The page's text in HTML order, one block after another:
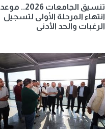
تنسيق الجامعات 2026.. موعد
انتهاء المرحلة الأولى لتسجيل
الرغبات والحد الأدنى